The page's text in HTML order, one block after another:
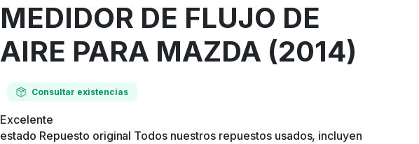
MEDIDOR DE FLUJO DE
AIRE PARA MAZDA (2014)
Consultar existencias
Excelente
estado Repuesto original Todos nuestros repuestos usados, incluyen